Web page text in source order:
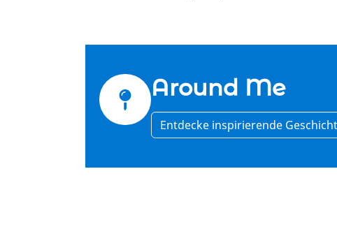
Around Me
Entdecke inspirierende